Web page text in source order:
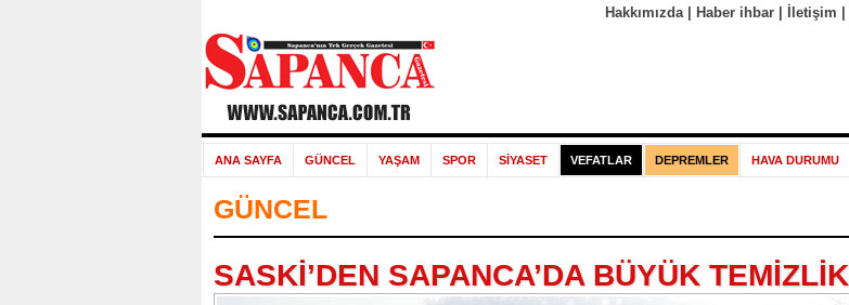
Hakkımızda| Haber ihbar| İletişim
ANA SAYFA GÜNCEL YAŞAM SPOR SİYASET VEFATLAR DEPREMLER HAVA DURUMU
GÜNCEL
SASKİ’DEN SAPANCA’DA BÜYÜK TEMİZLİK